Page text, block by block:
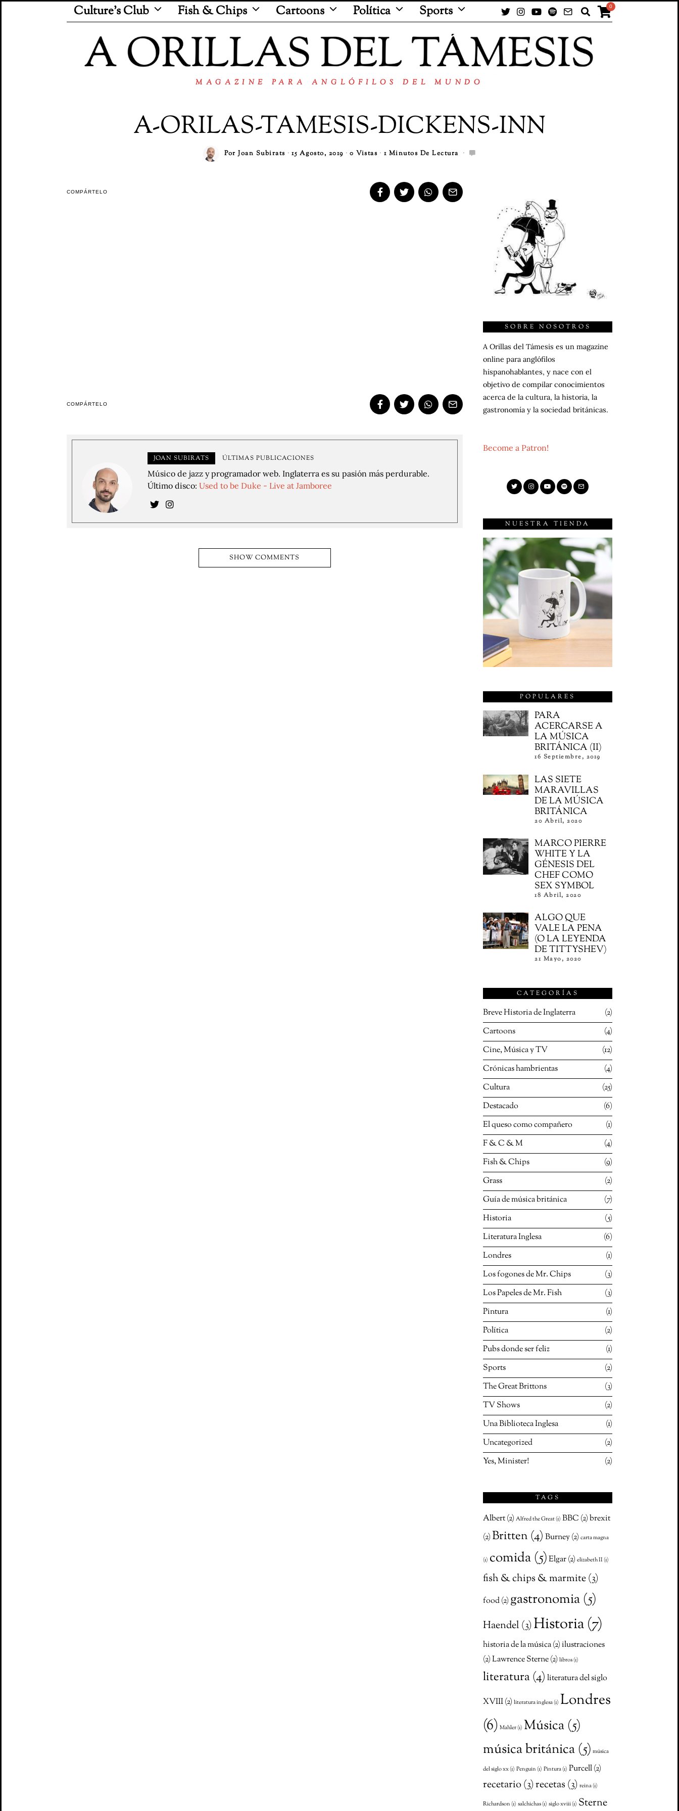
Culture’s Club Fish & Chips Cartoons Política Sports 0
MAGAZINE PARA ANGLÓFILOS DEL MUNDO
A-ORILAS-TAMESIS-DICKENS-INN
PorJoan Subirats 15 Agosto, 2019 0 Vistas 1 Minutos De Lectura
COMPÁRTELO
COMPÁRTELO
JOAN SUBIRATS ÚLTIMAS PUBLICACIONES
Músico de jazz y programador web. Inglaterra es su pasión más perdurable.
Último disco:Used to be Duke - Live at Jamboree
SHOW COMMENTS
SOBRE NOSOTROS
A Orillas del Támesis es un magazine
online para anglófilos
hispanohablantes, y nace con el
objetivo de compilar conocimientos
acerca de la cultura, la historia, la
gastronomía y la sociedad británicas.
Become a Patron!
NUESTRA TIENDA
POPULARES
PARA
ACERCARSE A
LA MÚSICA
BRITÁNICA (II)
16 Septiembre, 2019
LAS SIETE
MARAVILLAS
DE LA MÚSICA
BRITÁNICA
20 Abril, 2020
MARCO PIERRE
WHITE Y LA
GÉNESIS DEL
CHEF COMO
SEX SYMBOL
18 Abril, 2020
ALGO QUE
VALE LA PENA
(O LA LEYENDA
DE TITTYSHEV)
21 Mayo, 2020
CATEGORÍAS
Breve Historia de Inglaterra
2
Cartoons
4
Cine, Música y TV
12
Crónicas hambrientas
4
Cultura
25
Destacado
6
El queso como compañero
1
F & C & M
4
Fish & Chips
9
Grass
2
Guía de música británica
7
Historia
5
Literatura Inglesa
6
Londres
1
Los fogones de Mr. Chips
3
Los Papeles de Mr. Fish
3
Pintura
1
Política
2
Pubs donde ser feliz
1
Sports
2
The Great Brittons
3
TV Shows
2
Una Biblioteca Inglesa
1
Uncategorized
2
Yes, Minister!
2
TAGS
Albert(2) Alfred the Great(1) BBC (2)brexit
(2)Britten (4) Burney(2) carta magna
(1) comida (5)Elgar(2) elizabeth II(1)
fish & chips & marmite(3)
food(2) gastronomia (5)
Haendel (3)Historia(7)
historia de la música(2)ilustraciones
(2)Lawrence Sterne(2) libros(1)
literatura (4) literatura del siglo
XVIII(2) literatura inglesa(1) Londres
(6) Mahler(1) Música (5)
música británica (5) música
del siglo xx(1) Penguin (1) Pintura(1) Purcell(2)
recetario(3)recetas (3) reina(1)
Richardson (1) salchichas(1) siglo xviii(1) Sterne